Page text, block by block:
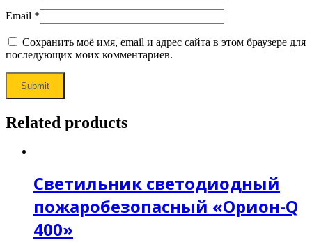
Email *
Сохранить моё имя, email и адрес сайта в этом браузере для
последующих моих комментариев.
Related products
Светильник светодиодный
пожаробезопасный «Орион-Q
400»